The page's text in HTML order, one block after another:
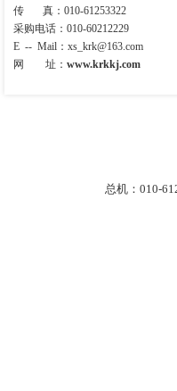
传 真：010-61253322
采购电话：010-60212229
E -- Mail ： xs_krk@163.com
网 址： www.krkkj.com
总机：010-